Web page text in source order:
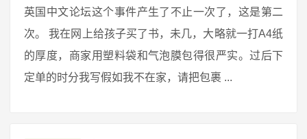
英国中文论坛这个事件产生了不止一次了，这是第二
次。 我在网上给孩子买了书，未几，大略就一打A4纸
的厚度，商家用塑料袋和气泡膜包得很严实。过后下
定单的时分我写假如我不在家，请把包裹 ...